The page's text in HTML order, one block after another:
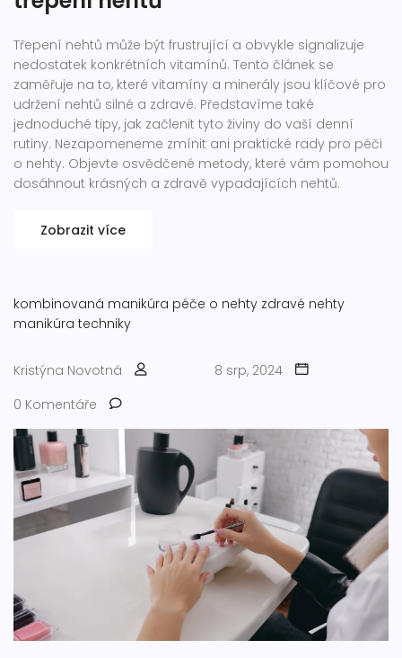
Třepení nehtů může být frustrující a obvykle signalizuje
nedostatek konkrétních vitamínů. Tento článek se
zaměřuje na to, které vitamíny a minerály jsou klíčové pro
udržení nehtů silné a zdravé. Představíme také
jednoduché tipy, jak začlenit tyto živiny do vaší denní
rutiny. Nezapomeneme zmínit ani praktické rady pro péči
o nehty. Objevte osvědčené metody, které vám pomohou
dosáhnout krásných a zdravě vypadajících nehtů.
Zobrazit více
kombinovaná manikúra péče o nehty zdravé nehty
manikúra techniky
Kristýna Novotná
8 srp, 2024
0 Komentáře